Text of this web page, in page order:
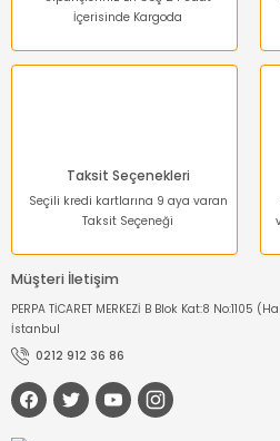
İçerisinde Kargoda
Taksit Seçenekleri
Seçili kredi kartlarına 9 aya varan
Taksit Seçeneği
Müşteri İletişim
PERPA TİCARET MERKEZİ B Blok Kat:8 No:1105
İstanbul
0212 912 36 86